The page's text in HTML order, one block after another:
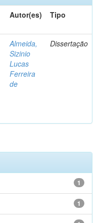
Autor(es) Tipo
Almeida,
Sizinio
Lucas
Ferreira
de
Dissertação
1
1